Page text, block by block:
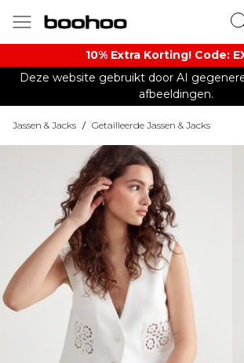
10% Extra Korting! Code:
Deze website gebruikt door AI
afbeeldingen.
Jassen & Jacks / Getailleerde Jassen & Jacks